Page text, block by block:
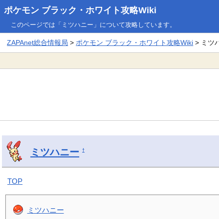
ポケモン ブラック・ホワイト攻略Wiki
このページでは「ミツハニー」について攻略しています。
ZAPAnet総合情報局 >ポケモン ブラック・ホワイト攻略Wiki > ミツ
ミツハニー †
TOP
ミツハニー